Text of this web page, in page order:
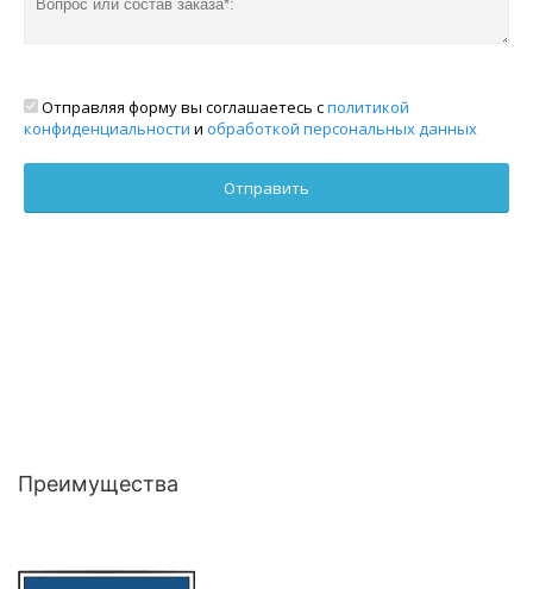
Отправляя форму вы соглашаетесь сполитикой
конфиденциальности и обработкой персональных данных
Преимущества